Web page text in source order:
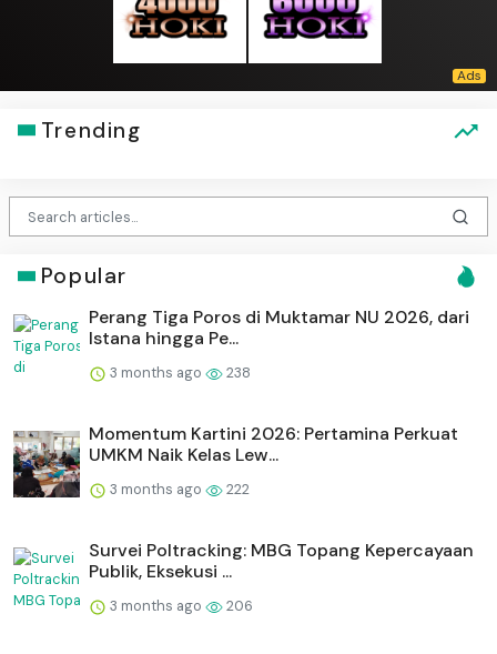
Trending
Popular
Perang Tiga Poros di Muktamar NU 2026, dari
Istana hingga Pe...
3 months ago 238
Momentum Kartini 2026: Pertamina Perkuat
UMKM Naik Kelas Lew...
3 months ago 222
Survei Poltracking: MBG Topang Kepercayaan
Publik, Eksekusi ...
3 months ago 206